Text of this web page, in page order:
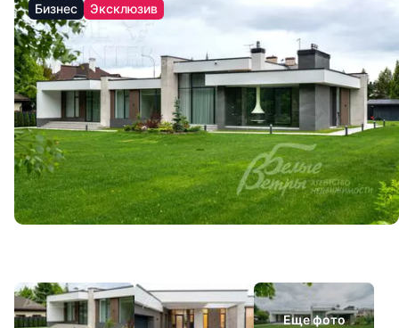
Бизнес Эксклюзив
Еще фото